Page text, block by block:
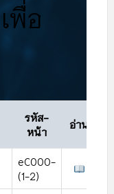
พื่อ
รหัส-
หน้า
อ่าน
eC000-
(1-2)